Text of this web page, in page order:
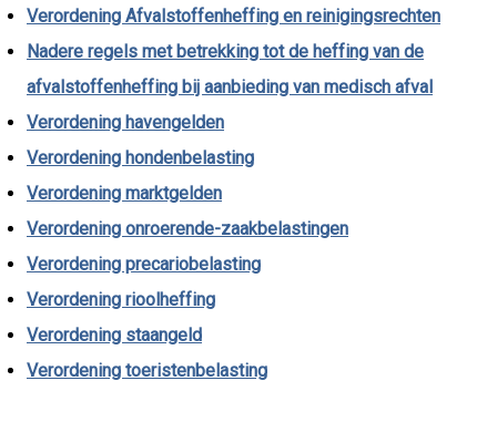
Verordening Afvalstoffenheffing en reinigingsrechten
Nadere regels met betrekking tot de heffing van de
afvalstoffenheffing bij aanbieding van medisch afval
Verordening havengelden
Verordening hondenbelasting
Verordening marktgelden
Verordening onroerende-zaakbelastingen
Verordening precariobelasting
Verordening rioolheffing
Verordening staangeld
Verordening toeristenbelasting